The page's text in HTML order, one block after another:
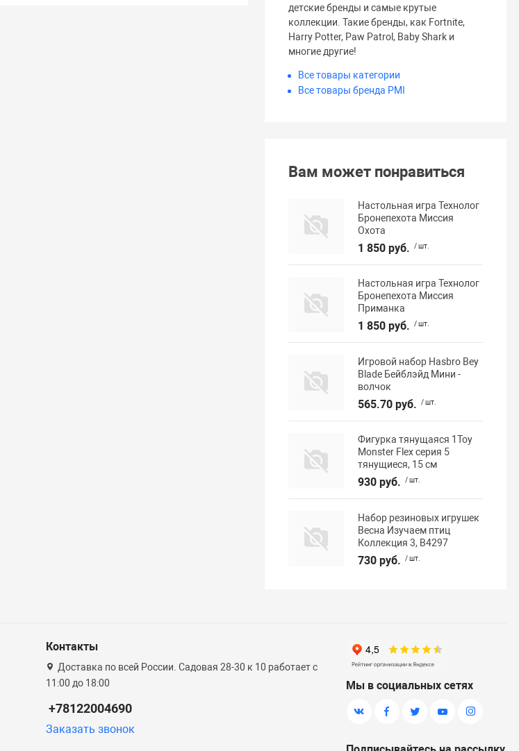
детские бренды и самые крутые
коллекции. Такие бренды, как Fortnite,
Harry Potter, Paw Patrol, Baby Shark и
многие другие!
Все товары категории
Все товары бренда PMI
Вам может понравиться
Настольная игра Технолог
Бронепехота Миссия
Охота
1 850 руб. / шт.
Настольная игра Технолог
Бронепехота Миссия
Приманка
1 850 руб. / шт.
Игровой набор Hasbro Bey
Blade Бейблэйд Мини -
волчок
565.70 руб. / шт.
Фигурка тянущаяся 1Toy
Monster Flex серия 5
тянущиеся, 15 см
930 руб. / шт.
Набор резиновых игрушек
Весна Изучаем птиц
Коллекция 3, В4297
730 руб. / шт.
Контакты
Доставка по всей России. Садовая 28-30 к 10 работает с
11:00 до 18:00
+78122004690
Заказать звонок
Мы в социальных сетях